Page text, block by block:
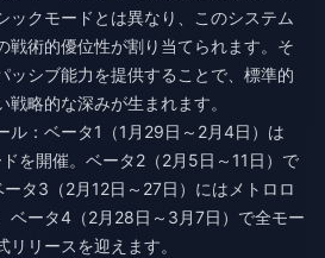
ックモードとは異なり、このシステム
戦術的優位性が割り当てられます。そ
ッシブ能力を提供することで、標準的
略的な深みが生まれます。
ル：ベータ1（1月29日～2月4日）は
を開催。ベータ2（2月5日～11日）で
タ3（2月12日～27日）にはメトロロ
ベータ4（2月28日～3月7日）で全モー
リリースを迎えます。